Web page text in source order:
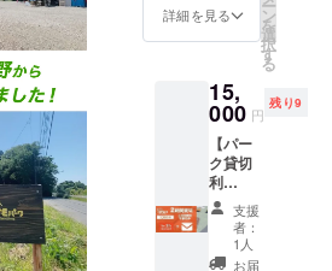
ては
ルアド
レスよ
り送ら
せて頂
きま
す。
効期限
フリー
パスを
利用開
始日よ
り１ヶ
月間有
効 配布
時期
2023年
１1月中
スケー
トパー
ク２ヶ
リーパ
ス(クラ
ウド
ファン
ティン
グ限
定)※１
年間有
効 LIFE
パークT
詳細を見る ー
ン
を
選
択
す
る
15,
000 円
残り9
【パー
ク貸切
利
用】
金額
１５，
０００
支援
者：
1人
お届